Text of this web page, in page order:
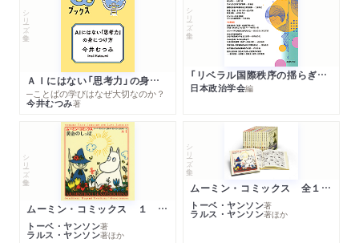
シリーズ・全集
ＡＩにはない「思考力」の身につけ方
─ことばの学びはなぜ大切なのか？
今井むつみ著
シリーズ・全集
「リベラル国際秩序の揺らぎ」再考 年報政治学２０２６‐Ⅰ
日本政治学会編
シリーズ・全集
ムーミン・コミックス １ 黄金のしっぽ
トーベ・ヤンソン著
ラルス・ヤンソン著ほか
シリーズ・全集
ムーミン・コミックス 全１４巻セット
トーベ・ヤンソン著
ラルス・ヤンソン著ほか